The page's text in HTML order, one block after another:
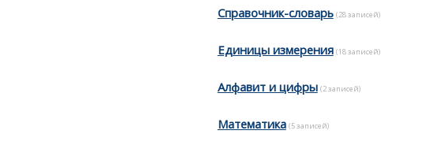
Справочник-словарь (28 записей)
Единицы измерения (18 записей)
Алфавит и цифры (2 записей)
Математика (5 записей)